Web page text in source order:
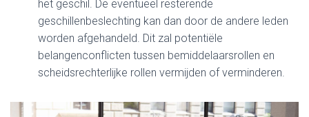
het geschil. De eventueel resterende
geschillenbeslechting kan dan door de andere leden
worden afgehandeld. Dit zal potentiële
belangenconflicten tussen bemiddelaarsrollen en
scheidsrechterlijke rollen vermijden of verminderen.